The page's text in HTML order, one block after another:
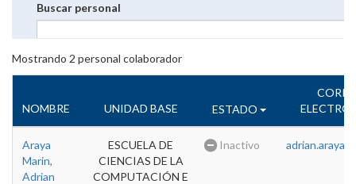
Buscar personal
Mostrando 2 personal colaborador
NOMBRE UNIDAD BASE ESTADO
Araya
Marin,
Adrian
ESCUELA DE
CIENCIAS DE LA
COMPUTACIÓN E
Inactivo